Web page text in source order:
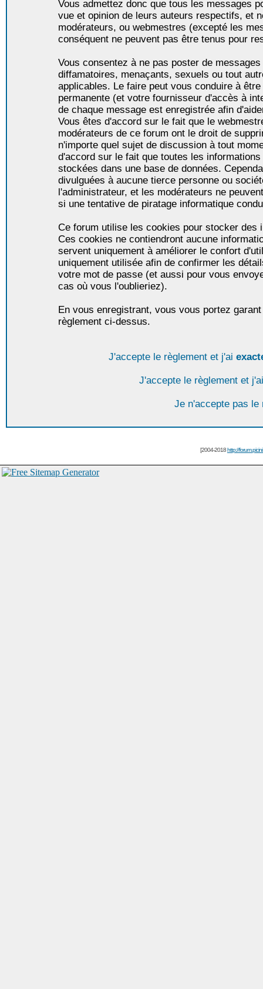
Vous admettez donc que tous les messages
vue et opinion de leurs auteurs respectifs, et
modérateurs, ou webmestres (excepté les
conséquent ne peuvent pas être tenus pour
Vous consentez à ne pas poster de
diffamatoires, menaçants, sexuels ou tout
applicables. Le faire peut vous conduire à
permanente (et votre fournisseur d'accès à
de chaque message est enregistrée afin
Vous êtes d'accord sur le fait que le
modérateurs de ce forum ont le droit de
n'importe quel sujet de discussion à tout
d'accord sur le fait que toutes les
stockées dans une base de données.
divulguées à aucune tierce personne ou
l'administrateur, et les modérateurs ne
si une tentative de piratage informatique
Ce forum utilise les cookies pour stocker des
Ces cookies ne contiendront aucune
servent uniquement à améliorer le confort
uniquement utilisée afin de confirmer les
votre mot de passe (et aussi pour vous
cas où vous l'oublieriez).
En vous enregistrant, vous vous portez
règlement ci-dessus.
J'accepte le règlement et j'ai
J'accepte le règlement et
Je n'accepte pas le
[2004-2018http://